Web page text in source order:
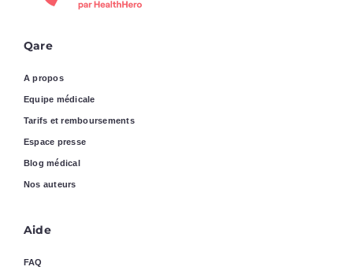
Qare
A propos
Equipe médicale
Tarifs et remboursements
Espace presse
Blog médical
Nos auteurs
Aide
FAQ